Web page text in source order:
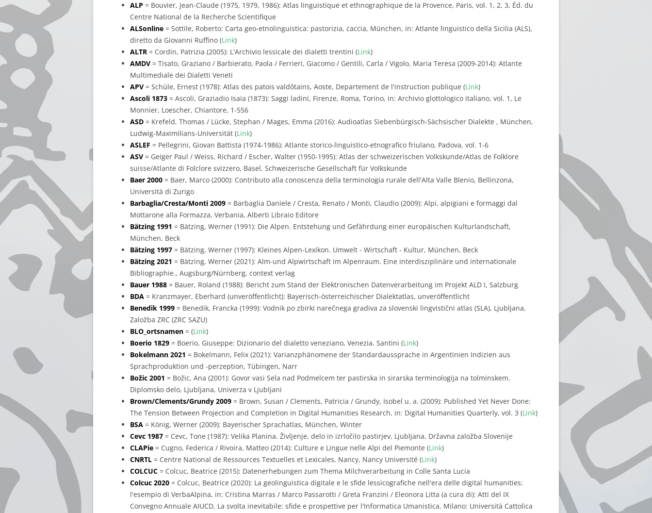
ALP = Bouvier, Jean-Claude (1975, 1979, 1986): Atlas linguistique et ethnographique de la Provence, Paris, vol. 1, 2, 3, Éd. du
Centre National de la Recherche Scientifique
ALSonline = Sottile, Roberto: Carta geo-etnolinguistica: pastorizia, caccia, München, in: Atlante linguistico della Sicilia (ALS),
diretto da Giovanni Ruffino (Link)
ALTR = Cordin, Patrizia (2005): L'Archivio lessicale dei dialetti trentini (Link)
AMDV = Tisato, Graziano / Barbierato, Paola / Ferrieri, Giacomo / Gentili, Carla / Vigolo, Maria Teresa (2009-2014): Atlante
Multimediale dei Dialetti Veneti
APV = Schüle, Ernest (1978): Atlas des patois valdôtains, Aoste, Departement de l'instruction publique (Link)
Ascoli 1873 = Ascoli, Graziadio Isaia (1873): Saggi ladini, Firenze, Roma, Torino, in: Archivio glottologico italiano, vol. 1, Le
Monnier, Loescher, Chiantore, 1-556
ASD = Krefeld, Thomas / Lücke, Stephan / Mages, Emma (2016): Audioatlas Siebenbürgisch-Sächsischer Dialekte , München,
Ludwig-Maximilians-Universität (Link)
ASLEF = Pellegrini, Giovan Battista (1974-1986): Atlante storico-linguistico-etnografico friulano, Padova, vol. 1-6
ASV = Geiger Paul / Weiss, Richard / Escher, Walter (1950-1995): Atlas der schweizerischen Volkskunde/Atlas de Folklore
suisse/Atlante di Folclore svizzero, Basel, Schweizerische Gesellschaft für Volkskunde
Baer 2000 = Baer, Marco (2000): Contributo alla conoscenza della terminologia rurale dell'Alta Valle Blenio, Bellinzona,
Università di Zurigo
Barbaglia/Cresta/Monti 2009 = Barbaglia Daniele / Cresta, Renato / Monti, Claudio (2009): Alpi, alpigiani e formaggi dal
Mottarone alla Formazza, Verbania, Alberti Libraio Editore
Bätzing 1991 = Bätzing, Werner (1991): Die Alpen. Entstehung und Gefährdung einer europäischen Kulturlandschaft,
München, Beck
Bätzing 1997 = Bätzing, Werner (1997): Kleines Alpen-Lexikon. Umwelt - Wirtschaft - Kultur, München, Beck
Bätzing 2021 = Bätzing, Werner (2021): Alm-und Alpwirtschaft im Alpenraum. Eine interdisziplinäre und internationale
Bibliographie., Augsburg/Nürnberg, context verlag
Bauer 1988 = Bauer, Roland (1988): Bericht zum Stand der Elektronischen Datenverarbeitung im Projekt ALD I, Salzburg
BDA = Kranzmayer, Eberhard (unveröffentlicht): Bayerisch-österreichischer Dialektatlas, unveröffentlicht
Benedik 1999 = Benedik, Francka (1999): Vodnik po zbirki narečnega gradiva za slovenski lingvistični atlas (SLA), Ljubljana,
Založba ZRC (ZRC SAZU)
BLO_ortsnamen = (Link)
Boerio 1829 = Boerio, Giuseppe: Dizionario del dialetto veneziano, Venezia, Santini (Link)
Bokelmann 2021 = Bokelmann, Felix (2021): Varianzphänomene der Standardaussprache in Argentinien Indizien aus
Sprachproduktion und -perzeption, Tübingen, Narr
Božic 2001 = Božic, Ana (2001): Govor vasi Sela nad Podmelcem ter pastirska in sirarska terminologija na tolminskem.
Diplomsko delo, Ljubljana, Univerza v Ljubljani
Brown/Clements/Grundy 2009 = Brown, Susan / Clements, Patricia / Grundy, Isobel u. a. (2009): Published Yet Never Done:
The Tension Between Projection and Completion in Digital Humanities Research, in: Digital Humanities Quarterly, vol. 3 (Link)
BSA = König, Werner (2009): Bayerischer Sprachatlas, München, Winter
Cevc 1987 = Cevc, Tone (1987): Velika Planina. Življenje, delo in izrločilo pastirjev, Ljubljana, Državna založba Slovenije
CLAPie = Cugno, Federica / Rivoira, Matteo (2014): Culture e Lingue nelle Alpi del Piemonte (Link)
CNRTL = Centre National de Ressources Textuelles et Lexicales, Nancy, Nancy Université (Link)
COLCUC = Colcuc, Beatrice (2015): Datenerhebungen zum Thema Milchverarbeitung in Colle Santa Lucia
Colcuc 2020 = Colcuc, Beatrice (2020): La geolinguistica digitale e le sfide lessicografiche nell'era delle digital humanities:
l'esempio di VerbaAlpina, in: Cristina Marras / Marco Passarotti / Greta Franzini / Eleonora Litta (a cura di): Atti del IX
Convegno Annuale AIUCD. La svolta inevitabile: sfide e prospettive per l'Informatica Umanistica. Milano: Università Cattolica